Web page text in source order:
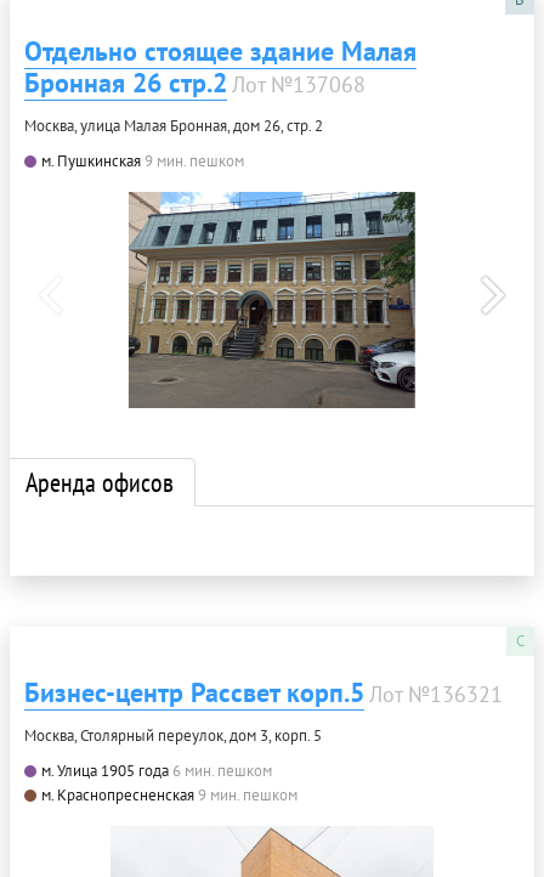
Отдельно стоящее здание Малая
Бронная 26 стр.2 Лот №137068
Москва, улица Малая Бронная, дом 26, стр. 2
м. Пушкинская9 мин. пешком
Аренда офисов
C
Бизнес-центр Рассвет корп.5 Лот №136321
Москва, Столярный переулок, дом 3, корп. 5
м. Улица 1905 года 6 мин. пешком
м. Краснопресненская9 мин. пешком